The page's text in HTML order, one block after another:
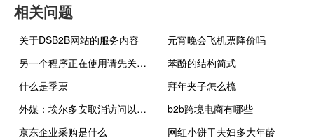
相关问题
关于DSB2B网站的服务内容
元宵晚会飞机票降价吗
另一个程序正在使用请先关闭（另一个程序正在使用此文件）
苯酚的结构简式
什么是季票
拜年夹子怎么梳
外媒：埃尔多安取消访问以色列计划“因为以色列发动不人道战争”
b2b跨境电商有哪些
京东企业采购是什么
网红小饼干夫妇多大年龄